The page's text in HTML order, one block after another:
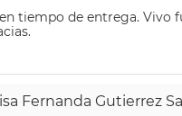
tiempo de entrega. Vivo
Fernanda Gutierrez